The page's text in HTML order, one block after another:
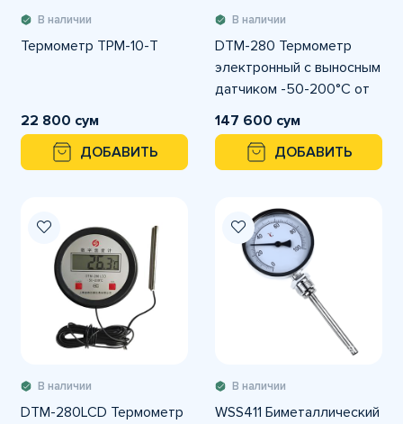
В наличии
Термометр ТРМ-10-Т
22 800 сум
ДОБАВИТЬ
В наличии
DTM-280 Термометр
электронный с выносным
датчиком -50-200°C от
сети (длина провода 10-
метров)
147 600 сум
ДОБАВИТЬ
В наличии
DTM-280LCD Термометр
В наличии
WSS411 Биметаллический